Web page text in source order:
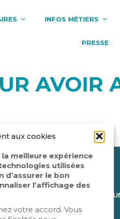
aux cookies
meilleure expérience
utilisées
d’assurer le bon
l’affichage des
votre accord. Vous
INFOS MÉTIERS
PRESSE
AVOIR